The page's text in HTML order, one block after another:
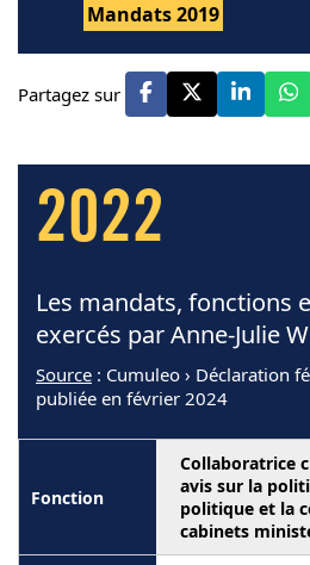
Mandats 2019
Partagez sur
2022
Les mandats, fonctions
exercés par Anne-Julie
Source : Cumuleo › Déclaration
publiée en février 2024
Collaboratrice
avis sur la
politique et la
cabinets